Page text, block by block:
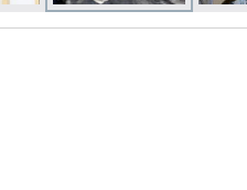
laikā Rīgā – pasūtiet